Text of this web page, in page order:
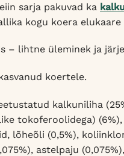
sarja pakuvad ka
kogu koera elukaare
– lihtne üleminek ja
koertele.
kalkuniliha
tokoferoolidega)
lõheõli (0,5%),
astelpaju